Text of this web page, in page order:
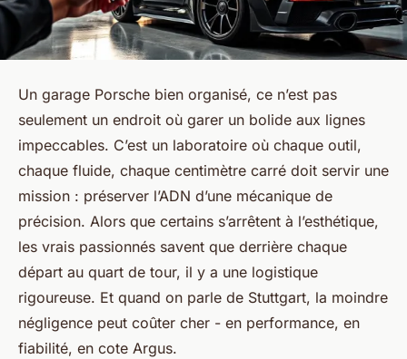
Un garage Porsche bien organisé, ce n’est pas
seulement un endroit où garer un bolide aux lignes
impeccables. C’est un laboratoire où chaque outil,
chaque fluide, chaque centimètre carré doit servir une
mission : préserver l’ADN d’une mécanique de
précision. Alors que certains s’arrêtent à l’esthétique,
les vrais passionnés savent que derrière chaque
départ au quart de tour, il y a une logistique
rigoureuse. Et quand on parle de Stuttgart, la moindre
négligence peut coûter cher - en performance, en
fiabilité, en cote Argus.